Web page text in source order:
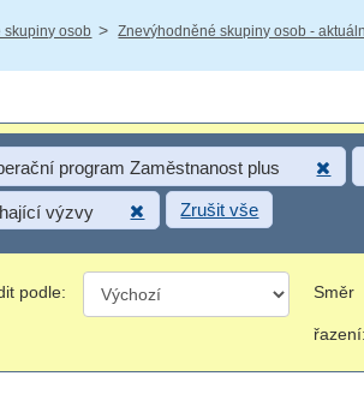
skupiny osob / Znevýhodněné skupiny osob -
program Zaměstnanost plus
výzvy Zrušit vše
podle: Směr
řazení: